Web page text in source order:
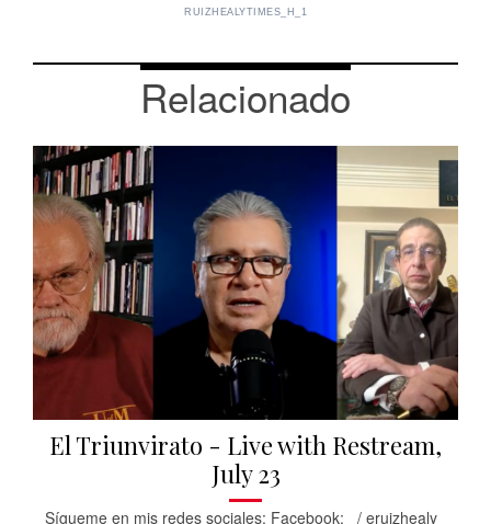
RUIZHEALYTIMES_H_1
Relacionado
El Triunvirato - Live with Restream,
July 23
Sígueme en mis redes sociales: Facebook: / eruizhealy